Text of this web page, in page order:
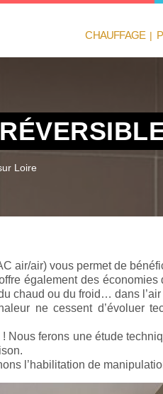
CHAUFFAGE |
Loire
air/air) vous permet de
également des
chaud ou du froid… dans l’air
ne cessent d’évoluer
Nous ferons une étude
l’habilitation de